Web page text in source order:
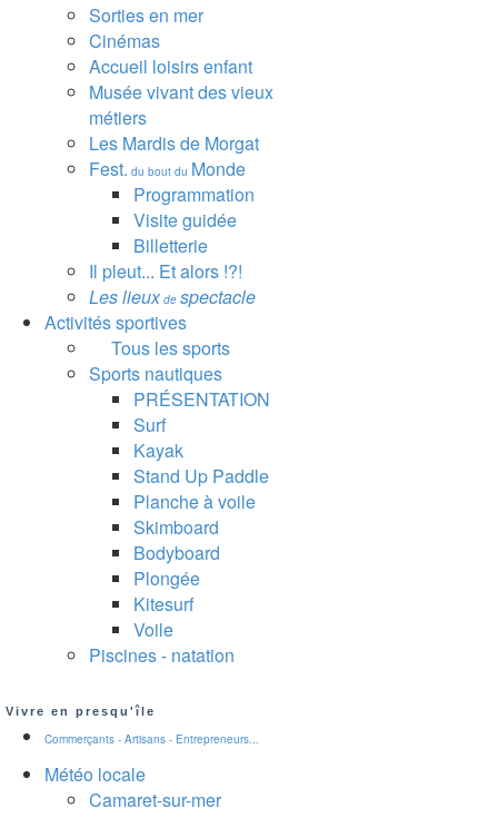
Sorties en mer
Cinémas
Accueil loisirs enfant
Musée vivant des vieux
métiers
Les Mardis de Morgat
Fest. du bout du Monde
Programmation
Visite guidée
Billetterie
Il pleut... Et alors !?!
Les lieuxde spectacle
Activités sportives
Tous les sports
Sports nautiques
PRÉSENTATION
Surf
Kayak
Stand Up Paddle
Planche à voile
Skimboard
Bodyboard
Plongée
Kitesurf
Voile
Piscines - natation
Vivre en presqu'île
Commerçants - Artisans - Entrepreneurs...
Météo locale
Camaret-sur-mer